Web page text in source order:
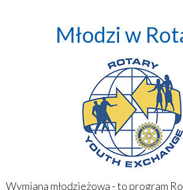
Młodzi w
Wymiana młodzieżowa - to program